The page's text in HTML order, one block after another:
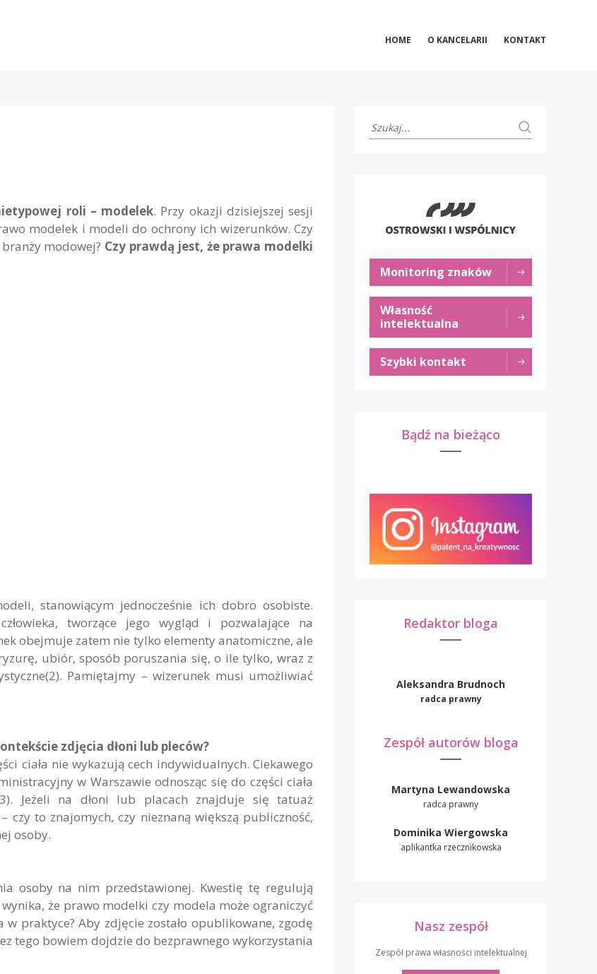
HOME O KANCELARII KONTAKT
roli – modelek. Przy okazji dzisiejszej sesji
modelek i modeli do ochrony ich wizerunków. Czy
modowej? Czy prawdą jest, że prawa modelki
stanowiącym jednocześnie ich dobro osobiste.
tworzące jego wygląd i pozwalające na
obejmuje zatem nie tylko elementy anatomiczne, ale
ubiór, sposób poruszania się, o ile tylko, wraz z
Pamiętajmy – wizerunek musi umożliwiać
zdjęcia dłoni lub pleców?
ciała nie wykazują cech indywidualnych. Ciekawego
w Warszawie odnosząc się do części ciała
Jeżeli na dłoni lub placach znajduje się tatuaż
czy to znajomych, czy nieznaną większą publiczność,
osoby.
osoby na nim przedstawionej. Kwestię tę regulują
że prawo modelki czy modela może ograniczyć
praktyce? Aby zdjęcie zostało opublikowane, zgodę
tego bowiem dojdzie do bezprawnego wykorzystania
Monitoring znaków
Własność
intelektualna
Szybki kontakt
Bądź na bieżąco
Redaktor bloga
Aleksandra Brudnoch
radca prawny
Zespół autorów bloga
Martyna Lewandowska
radca prawny
Dominika Wiergowska
aplikantka rzecznikowska
Nasz zespół
Zespół prawa własności intelektualnej